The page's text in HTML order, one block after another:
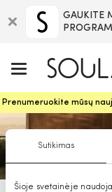
Sutikimas
Šioje svetainėje
GAUKITE
Prenumeruokite mūsų